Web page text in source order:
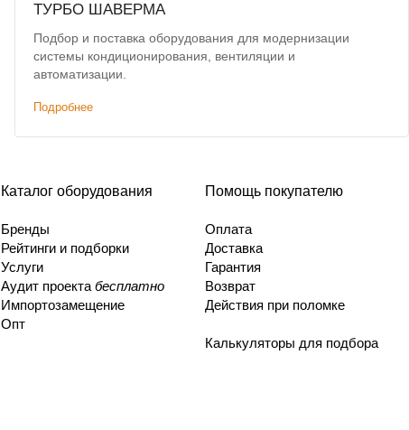
ТУРБО ШАВЕРМА
Подбор и поставка оборудования для модернизации
системы кондиционирования, вентиляции и
автоматизации.
Подробнее
Каталог оборудования
Бренды
Рейтинги и подборки
Услуги
Аудит проекта бесплатно
Импортозамещение
Опт
Помощь покупателю
Оплата
Доставка
Гарантия
Возврат
Действия при поломке
Калькуляторы для подбора